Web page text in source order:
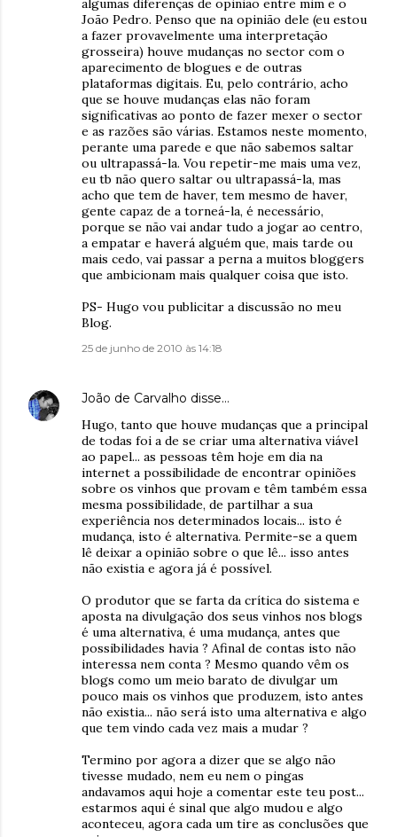
algumas diferenças de opinião entre mim e o
João Pedro. Penso que na opinião dele (eu estou
a fazer provavelmente uma interpretação
grosseira) houve mudanças no sector com o
aparecimento de blogues e de outras
plataformas digitais. Eu, pelo contrário, acho
que se houve mudanças elas não foram
significativas ao ponto de fazer mexer o sector
e as razões são várias. Estamos neste momento,
perante uma parede e que não sabemos saltar
ou ultrapassá-la. Vou repetir-me mais uma vez,
eu tb não quero saltar ou ultrapassá-la, mas
acho que tem de haver, tem mesmo de haver,
gente capaz de a torneá-la, é necessário,
porque se não vai andar tudo a jogar ao centro,
a empatar e haverá alguém que, mais tarde ou
mais cedo, vai passar a perna a muitos bloggers
que ambicionam mais qualquer coisa que isto.
PS- Hugo vou publicitar a discussão no meu
Blog.
25 de junho de 2010 às 14:18
João de Carvalho disse…
Hugo, tanto que houve mudanças que a principal
de todas foi a de se criar uma alternativa viável
ao papel... as pessoas têm hoje em dia na
internet a possibilidade de encontrar opiniões
sobre os vinhos que provam e têm também essa
mesma possibilidade, de partilhar a sua
experiência nos determinados locais... isto é
mudança, isto é alternativa. Permite-se a quem
lê deixar a opinião sobre o que lê... isso antes
não existia e agora já é possível.
O produtor que se farta da crítica do sistema e
aposta na divulgação dos seus vinhos nos blogs
é uma alternativa, é uma mudança, antes que
possibilidades havia ? Afinal de contas isto não
interessa nem conta ? Mesmo quando vêm os
blogs como um meio barato de divulgar um
pouco mais os vinhos que produzem, isto antes
não existia... não será isto uma alternativa e algo
que tem vindo cada vez mais a mudar ?
Termino por agora a dizer que se algo não
tivesse mudado, nem eu nem o pingas
andavamos aqui hoje a comentar este teu post...
estarmos aqui é sinal que algo mudou e algo
aconteceu, agora cada um tire as conclusões que